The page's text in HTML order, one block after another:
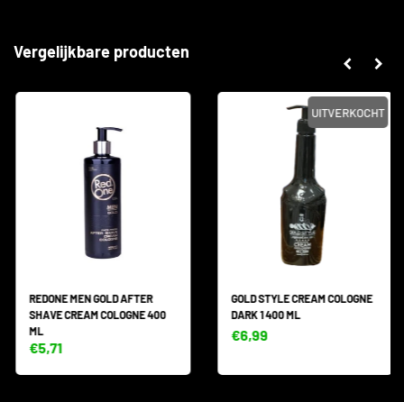
Vergelijkbare producten
REDONE MEN GOLD AFTER
SHAVE CREAM COLOGNE 400
ML
€5,71
UITVERKOCHT
GOLD STYLE CREAM COLOGNE
DARK 1 400 ML
€6,99